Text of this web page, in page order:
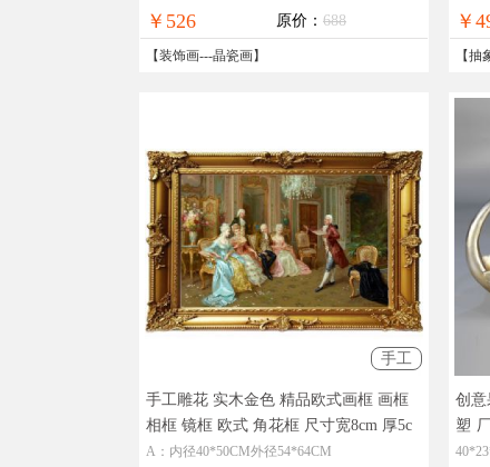
退换
￥526 原价： 688
【装饰画---晶瓷画】
￥
【抽
手工
手工雕花 实木金色 精品欧式画框 画框
相框 镜框 欧式 角花框 尺寸宽8cm 厚5c
m
工厂直销 品质优良 退换无优 手工打
A：内径40*50CM外径54*64CM
创意
塑
国免